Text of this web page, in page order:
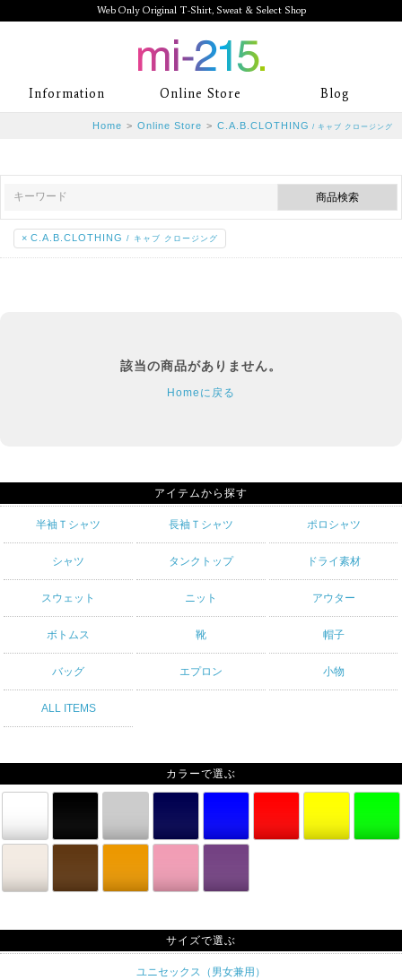
Web Only Original T-Shirt, Sweat & Select Shop
mi-215. Web Only Original T-Shirt,
Sweat & Select Shop mi-215. Tシャ
ランド専門通販
Information Online Store Blog
Home > Online Store > C.A.B.CLOTHING / キャブ クロージング
× C.A.B.CLOTHING / キャブ クロージング
該当の商品がありません。
Homeに戻る
アイテムから探す
半袖Ｔシャツ 長袖Ｔシャツ ポロシャツ
シャツ タンクトップ ドライ素材
スウェット ニット アウター
ボトムス 靴 帽子
バッグ エプロン 小物
ALL ITEMS
カラーで選ぶ
サイズで選ぶ
ユニセックス（男女兼用）